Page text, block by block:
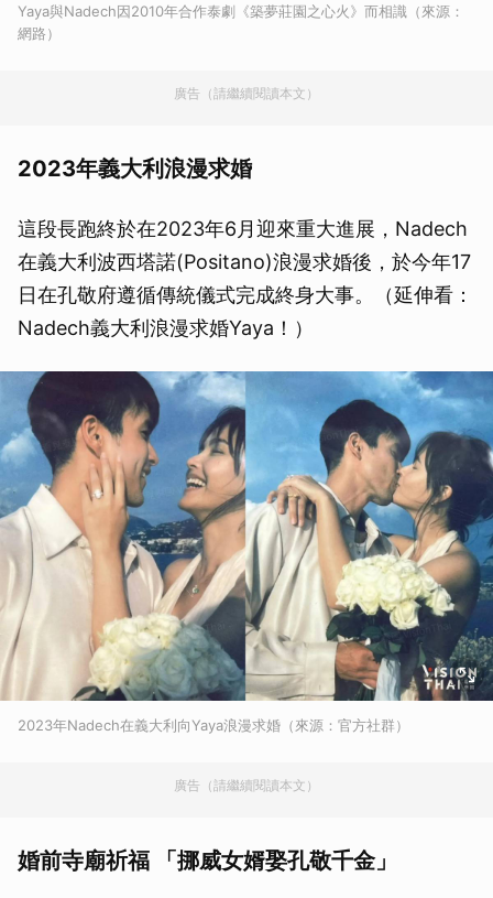
Yaya與Nadech因2010年合作泰劇《築夢莊園之心火》而相識（來源：
網路）
廣告（請繼續閱讀本文）
2023年義大利浪漫求婚
這段長跑終於在2023年6月迎來重大進展，Nadech
在義大利波西塔諾(Positano)浪漫求婚後，於今年17
日在孔敬府遵循傳統儀式完成終身大事。（延伸看：
Nadech義大利浪漫求婚Yaya！）
2023年Nadech在義大利向Yaya浪漫求婚（來源：官方社群）
廣告（請繼續閱讀本文）
婚前寺廟祈福 「挪威女婿娶孔敬千金」